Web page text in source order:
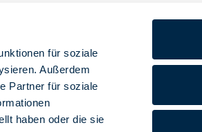
für soziale
Außerdem
Partner für soziale
haben oder die sie